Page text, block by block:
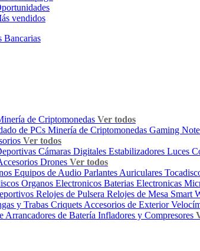
vendidos
Bancarias
de Criptomonedas Ver todos
de PCs Minería de Criptomonedas Gaming
Ver todos
Cámaras Digitales Estabilizadores Luces
Drones Ver todos
Equipos de Audio Parlantes Auriculares
Organos Electronicos Baterias Electronicas
Relojes de Pulsera Relojes de Mesa Smart
y Trabas Criquets Accesorios de Exterior
Arrancadores de Batería Infladores y Compresores